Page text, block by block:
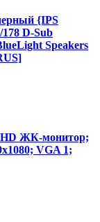
{IPS
178 D-Sub
Speakers
ЖК-монитор;
VGA 1;